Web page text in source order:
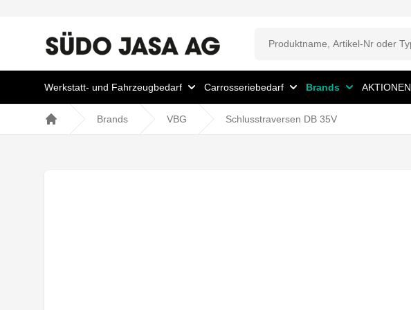
Werkstatt- und Fahrzeugbedarf Carrosseriebedarf Brands AKTIONEN
Brands VBG Schlusstraversen DB 35V